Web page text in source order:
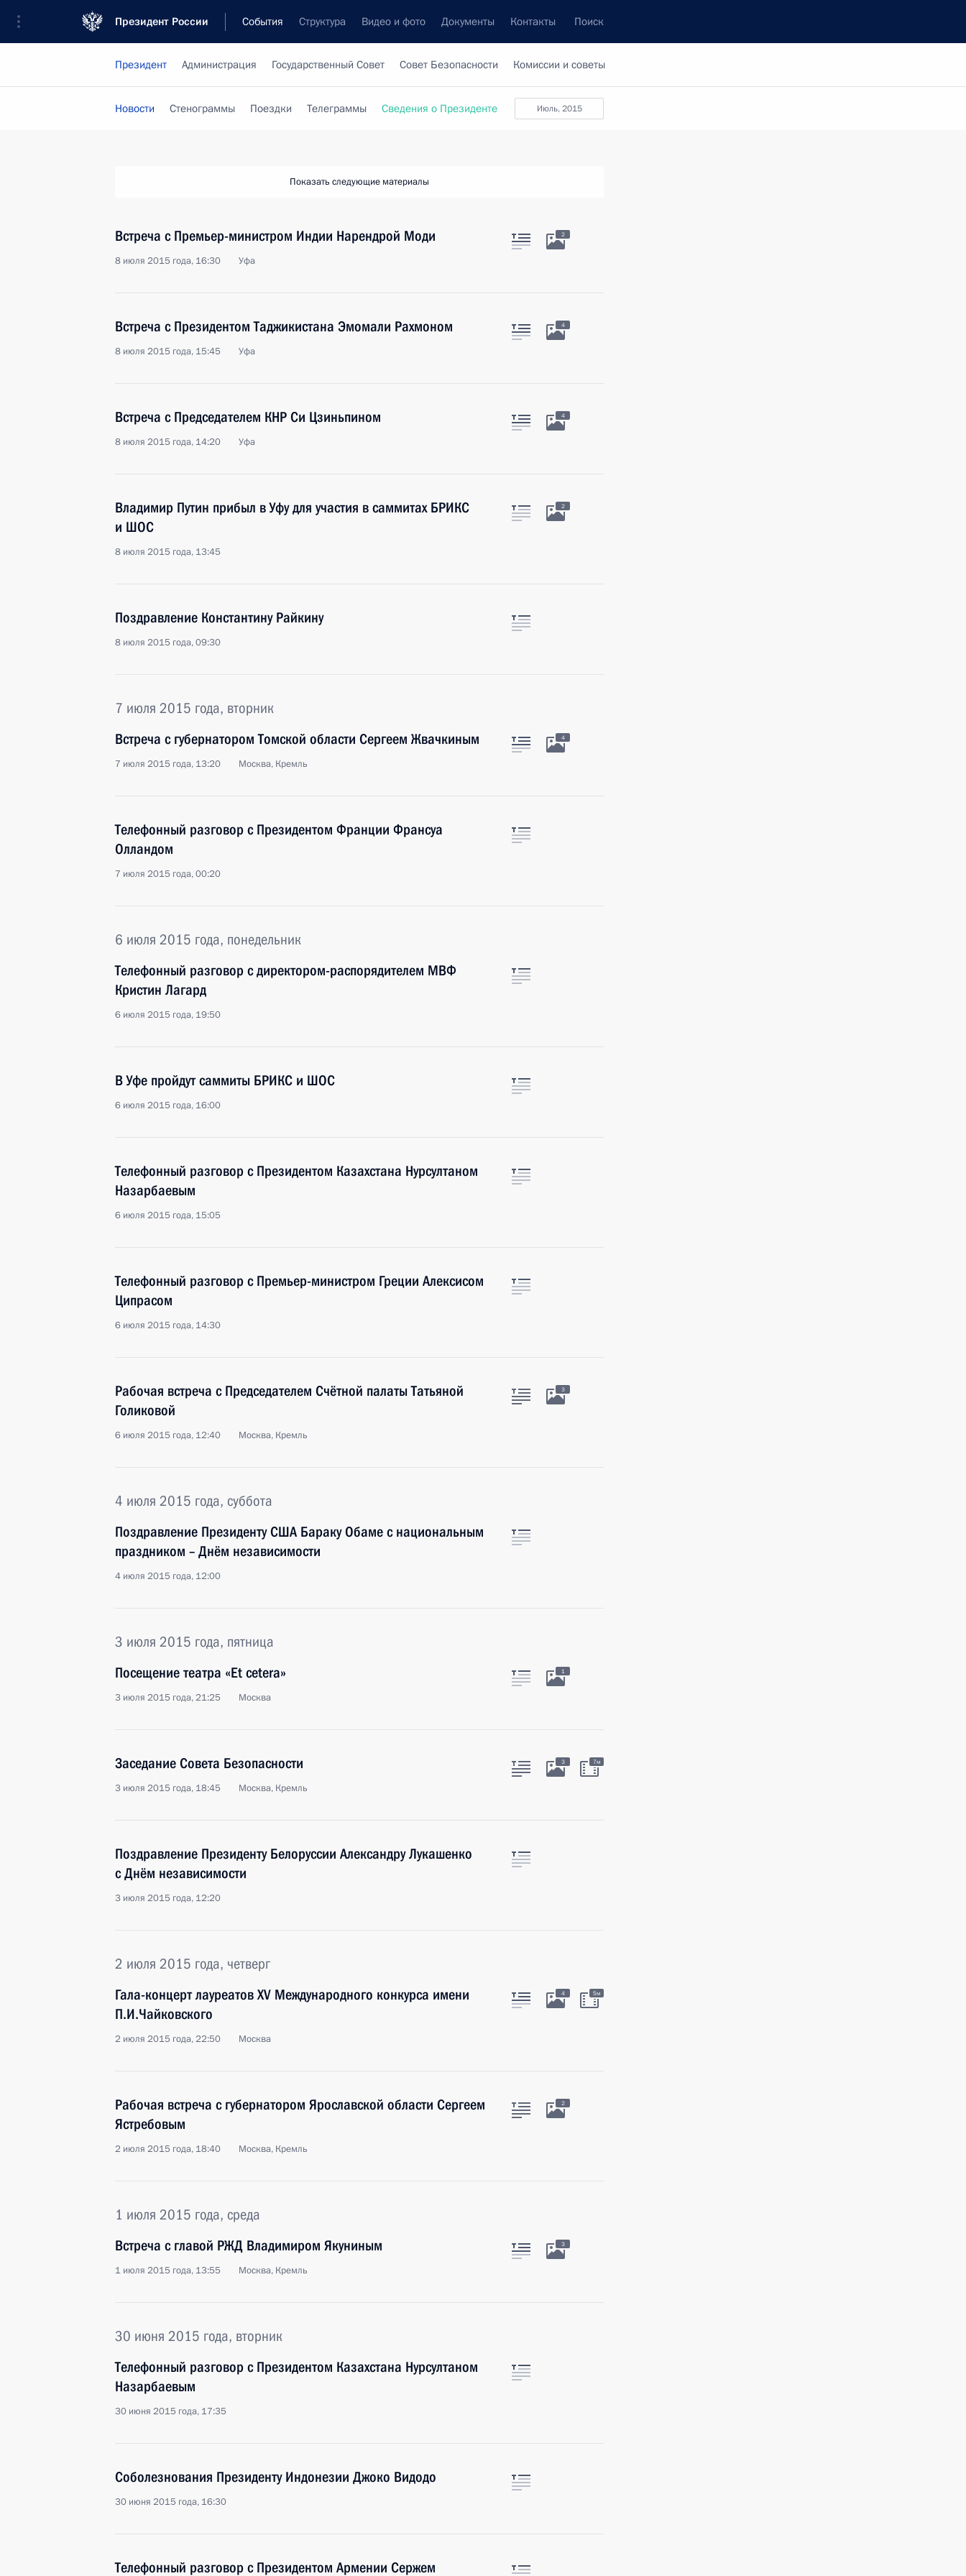
Президент России События Структура Видео и фото Документы Контакты Поиск
Президент Администрация Государственный Совет Совет Безопасности Комиссии и советы
июль, 2015
Новости Стенограммы Поездки Телеграммы Сведения о Президенте
Показать следующие материалы
Встреча с Премьер-министром Индии Нарендрой Моди
8 июля 2015 года, 16:30 Уфа
2
Встреча с Президентом Таджикистана Эмомали Рахмоном
8 июля 2015 года, 15:45 Уфа
4
Встреча с Председателем КНР Си Цзиньпином
8 июля 2015 года, 14:20 Уфа
4
Владимир Путин прибыл в Уфу для участия в саммитах БРИКС
и ШОС
8 июля 2015 года, 13:45
2
Поздравление Константину Райкину
8 июля 2015 года, 09:30
7 июля 2015 года, вторник
Встреча с губернатором Томской области Сергеем Жвачкиным
7 июля 2015 года, 13:20 Москва, Кремль
4
Телефонный разговор с Президентом Франции Франсуа
Олландом
7 июля 2015 года, 00:20
6 июля 2015 года, понедельник
Телефонный разговор с директором-распорядителем МВФ
Кристин Лагард
6 июля 2015 года, 19:50
В Уфе пройдут саммиты БРИКС и ШОС
6 июля 2015 года, 16:00
Телефонный разговор с Президентом Казахстана Нурсултаном
Назарбаевым
6 июля 2015 года, 15:05
Телефонный разговор с Премьер-министром Греции Алексисом
Ципрасом
6 июля 2015 года, 14:30
Рабочая встреча с Председателем Счётной палаты Татьяной
Голиковой
6 июля 2015 года, 12:40 Москва, Кремль
3
4 июля 2015 года, суббота
Поздравление Президенту США Бараку Обаме с национальным
праздником – Днём независимости
4 июля 2015 года, 12:00
3 июля 2015 года, пятница
Посещение театра «Et cetera»
3 июля 2015 года, 21:25 Москва
1
Заседание Совета Безопасности
3 июля 2015 года, 18:45 Москва, Кремль
3 7м
Поздравление Президенту Белоруссии Александру Лукашенко
с Днём независимости
3 июля 2015 года, 12:20
2 июля 2015 года, четверг
Гала-концерт лауреатов XV Международного конкурса имени
П.И.Чайковского
2 июля 2015 года, 22:50 Москва
4 5м
Рабочая встреча с губернатором Ярославской области Сергеем
Ястребовым
2 июля 2015 года, 18:40 Москва, Кремль
2
1 июля 2015 года, среда
Встреча с главой РЖД Владимиром Якуниным
1 июля 2015 года, 13:55 Москва, Кремль
3
30 июня 2015 года, вторник
Телефонный разговор с Президентом Казахстана Нурсултаном
Назарбаевым
30 июня 2015 года, 17:35
Соболезнования Президенту Индонезии Джоко Видодо
30 июня 2015 года, 16:30
Телефонный разговор с Президентом Армении Сержем